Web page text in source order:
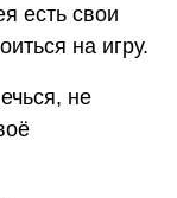
есть свои
на игру.
не